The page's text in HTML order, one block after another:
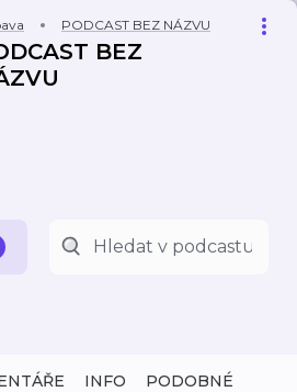
PODCAST BEZ NÁZVU
BEZ
INFO PODOBNÉ